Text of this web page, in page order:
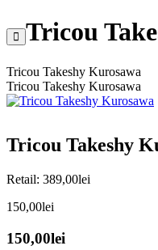
Tricou
Tricou Takeshy Kurosawa
Tricou Takeshy Kurosawa
Tricou Takeshy
Retail: 389,00lei
150,00lei
150,00lei